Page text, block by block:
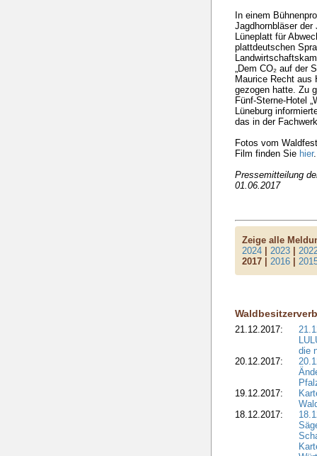
In einem
Jagdhornbläser der
Lüneplatt für
plattdeutschen
„Dem CO₂ auf der
Maurice Recht aus
gezogen hatte. Zu
Fünf-Sterne-Hotel
Lüneburg
das in der
Fotos vom
Film finden Sie hier.
Pressemitteilung
01.06.2017
Zeige alle
2024 |2023 |
2017 |2016 |
21.12.2017:
die
20.12.2017:
19.12.2017:
18.12.2017: